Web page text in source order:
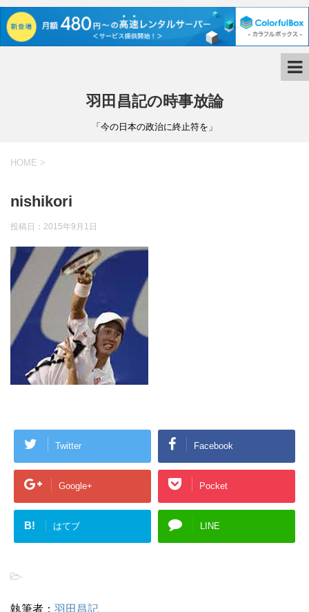
羽田昌記の時事放論
「今の日本の政治に終止符を」
HOME >
nishikori
投稿日： 2015年9月1日
Twitter Facebook
Google+ Pocket
B! はてブ LINE
-
執筆者： 羽田昌記